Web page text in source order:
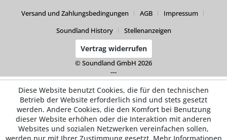
Versand und Zahlungsbedingungen
AGB
Impressum
Soundland History
Stellenanzeigen
Vertrag widerrufen
© Soundland GmbH 2026
---
Diese Website benutzt Cookies, die für den technischen
Betrieb der Website erforderlich sind und stets gesetzt
werden. Andere Cookies, die den Komfort bei Benutzung
dieser Website erhöhen oder die Interaktion mit anderen
Websites und sozialen Netzwerken vereinfachen sollen,